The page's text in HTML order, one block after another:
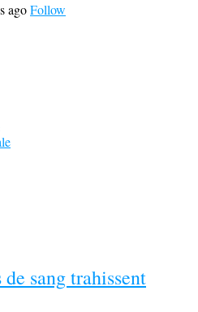
agoFollow
sang trahissent